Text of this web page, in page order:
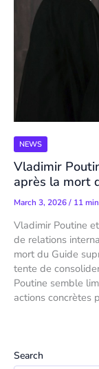
NEWS
Vladimir
après la mort
March 3, 2026/ 11
Vladimir Poutine
de relations
mort du Guide
tente de
Poutine semble
actions concrètes
Search